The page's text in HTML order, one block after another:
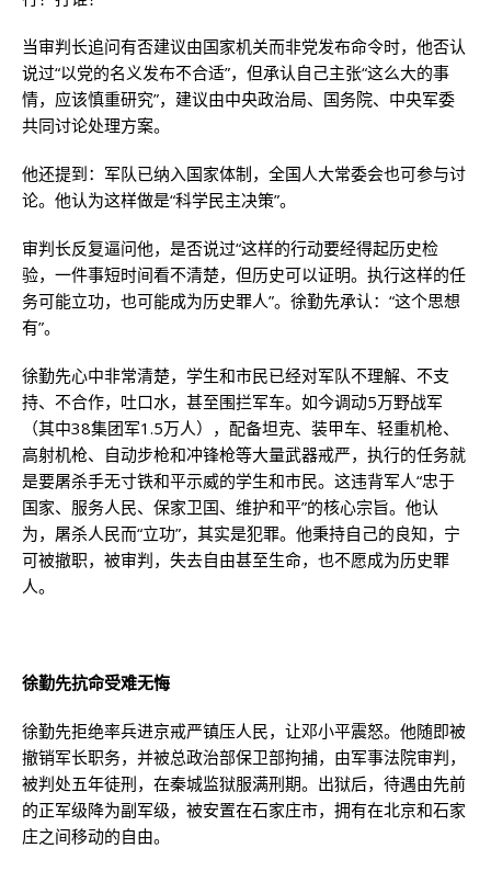
当审判长追问有否建议由国家机关而非党发布命令时，他否认
说过“以党的名义发布不合适”，但承认自己主张“这么大的事
情，应该慎重研究”，建议由中央政治局、国务院、中央军委
共同讨论处理方案。
他还提到：军队已纳入国家体制，全国人大常委会也可参与讨
论。他认为这样做是“科学民主决策”。
审判长反复逼问他，是否说过“这样的行动要经得起历史检
验，一件事短时间看不清楚，但历史可以证明。执行这样的任
务可能立功，也可能成为历史罪人”。徐勤先承认：“这个思想
有”。
徐勤先心中非常清楚，学生和市民已经对军队不理解、不支
持、不合作，吐口水，甚至围拦军车。如今调动5万野战军
（其中38集团军1.5万人），配备坦克、装甲车、轻重机枪、
高射机枪、自动步枪和冲锋枪等大量武器戒严，执行的任务就
是要屠杀手无寸铁和平示威的学生和市民。这违背军人“忠于
国家、服务人民、保家卫国、维护和平”的核心宗旨。他认
为，屠杀人民而“立功”，其实是犯罪。他秉持自己的良知，宁
可被撤职，被审判，失去自由甚至生命，也不愿成为历史罪
人。
徐勤先抗命受难无悔
徐勤先拒绝率兵进京戒严镇压人民，让邓小平震怒。他随即被
撤销军长职务，并被总政治部保卫部拘捕，由军事法院审判，
被判处五年徒刑，在秦城监狱服满刑期。出狱后，待遇由先前
的正军级降为副军级，被安置在石家庄市，拥有在北京和石家
庄之间移动的自由。